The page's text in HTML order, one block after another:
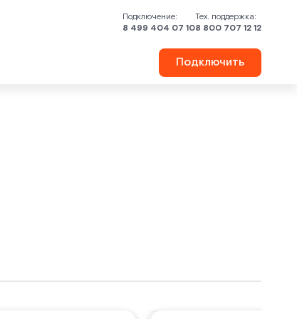
Подключение:
8 499 404 07 10
Тех. поддержка:
8 800 707 12 12
Подключить